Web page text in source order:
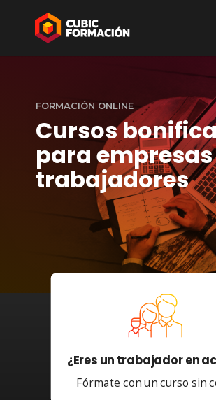
FORMACIÓN ONLINE
Cursos
para
trabajadores
¿Eres un trabajador en
Fórmate con un curso sin